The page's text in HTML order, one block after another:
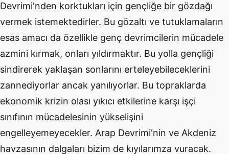
Devrimi'nden korktukları için gençliğe bir gözdağı
vermek istemektedirler. Bu gözaltı ve tutuklamaların
esas amacı da özellikle genç devrimcilerin mücadele
azmini kırmak, onları yıldırmaktır. Bu yolla gençliği
sindirerek yaklaşan sonlarını erteleyebileceklerini
zannediyorlar ancak yanılıyorlar. Bu topraklarda
ekonomik krizin olası yıkıcı etkilerine karşı işçi
sınıfının mücadelesinin yükselişini
engelleyemeyecekler. Arap Devrimi'nin ve Akdeniz
havzasının dalgaları bizim de kıyılarımza vuracak.